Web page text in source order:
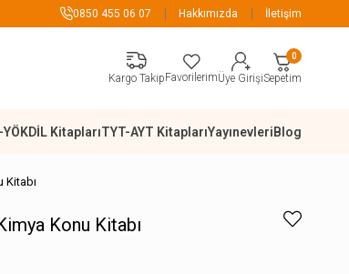
899 TL Üzeri Alışverişlerde Kargo Ücretsiz
0850 455 06 07 Hakkımızda İletişim
Kargo TakipFavorilerimÜye GirişiSepetim
0
YÖKDİL KitaplarıTYT-AYT KitaplarıYayınevleriBlog
Kitabı
Konu Kitabı